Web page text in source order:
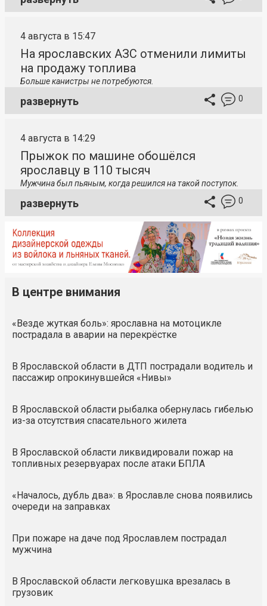
4 августа в 15:47
На ярославских АЗС отменили лимиты
на продажу топлива
Больше канистры не потребуются.
развернуть 0
4 августа в 14:29
Прыжок по машине обошёлся
ярославцу в 110 тысяч
Мужчина был пьяным, когда решился на такой поступок.
развернуть 0
В центре внимания
«Везде жуткая боль»: ярославна на мотоцикле
пострадала в аварии на перекрёстке
В Ярославской области в ДТП пострадали водитель и
пассажир опрокинувшейся «Нивы»
В Ярославской области рыбалка обернулась гибелью
из-за отсутствия спасательного жилета
В Ярославской области ликвидировали пожар на
топливных резервуарах после атаки БПЛА
«Началось, дубль два»: в Ярославле снова появились
очереди на заправках
При пожаре на даче под Ярославлем пострадал
мужчина
В Ярославской области легковушка врезалась в
грузовик